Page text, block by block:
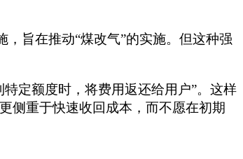
旨在推动“煤改气”的实施。但这种强
定额度时，将费用返还给用户”。这样
侧重于快速收回成本，而不愿在初期